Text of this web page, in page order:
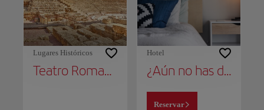
Lugares Históricos
Teatro Romano
Hotel
¿Aún no has decidido dónde alojarte?
Reservar